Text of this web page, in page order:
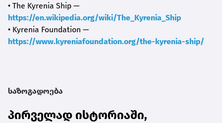
• The Kyrenia Ship —
https://en.wikipedia.org/wiki/The_Kyrenia_Ship
• Kyrenia Foundation —
https://www.kyreniafoundation.org/the-kyrenia-ship/
საზოგადოება
პირველად ისტორიაში,